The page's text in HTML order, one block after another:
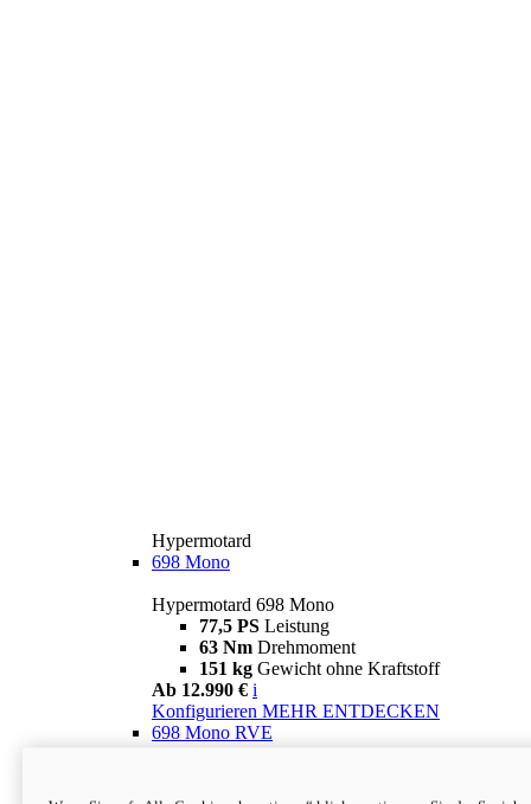
Hypermotard
698 Mono
Hypermotard 698 Mono
77,5 PS Leistung
63 Nm Drehmoment
151 kg Gewicht ohne Kraftstoff
Ab 12.990 € i
Konfigurieren MEHR ENTDECKEN
698 Mono RVE
77,5 PS
Leistung